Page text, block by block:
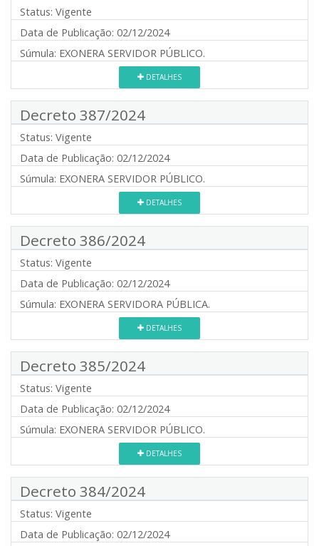
Status: Vigente
Data de Publicação: 02/12/2024
Súmula: EXONERA SERVIDOR PÚBLICO.
DETALHES
Decreto 387/2024
Status: Vigente
Data de Publicação: 02/12/2024
Súmula: EXONERA SERVIDOR PÚBLICO.
DETALHES
Decreto 386/2024
Status: Vigente
Data de Publicação: 02/12/2024
Súmula: EXONERA SERVIDORA PÚBLICA.
DETALHES
Decreto 385/2024
Status: Vigente
Data de Publicação: 02/12/2024
Súmula: EXONERA SERVIDOR PÚBLICO.
DETALHES
Decreto 384/2024
Status: Vigente
Data de Publicação: 02/12/2024